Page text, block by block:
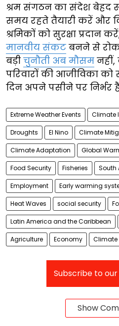
श्रम संगठन का संदेश बेहद
समय रहते तैयारी करें और
श्रमिकों को सुरक्षा प्रदान
मानवीय संकट बनने से
बड़ी चुनौती अब मौसम
परिवारों की आजीविका को
दिन अपने पसीने पर निर्भर
Extreme Weather Events Climate
Droughts El Nino Climate
Climate Adaptation Global
Food Security Fisheries South
Employment Early warming
Heat Waves social security
Latin America and the Caribbean
Agriculture Economy
Subscribe to
Show